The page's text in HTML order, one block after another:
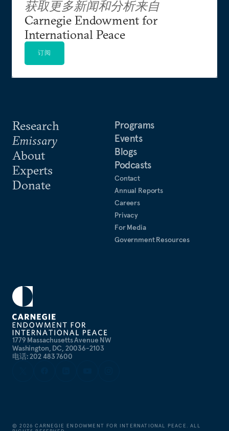
1779 Massachusetts Avenue NW
Washington, DC, 20036-2103
电话: 202 483 7600
Research
Emissary
About
Experts
Donate
Programs
Events
Blogs
Podcasts
Contact
Annual Reports
Careers
Privacy
For Media
Government Resources
获取更多新闻和分析来自
Carnegie Endowment for
International Peace
订阅
©2026 CARNEGIE ENDOWMENT FOR INTERNATIONAL PEACE. ALL